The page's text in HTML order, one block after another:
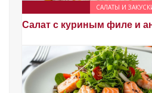
САЛАТЫ И
Салат с куриным филе и